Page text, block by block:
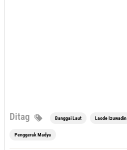
Ditag Banggai Laut Laode Izuwadin
Penggerak Madya